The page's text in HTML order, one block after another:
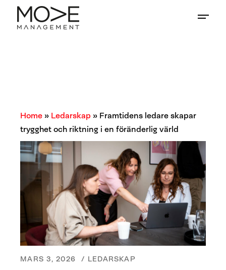
Home» Ledarskap » Framtidens ledare skapar
trygghet och riktning i en föränderlig värld
MARS 3, 2026 / LEDARSKAP